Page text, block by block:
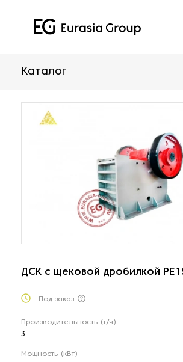
Каталог
ДСК с щековой дробилкой
Под заказ
Производительность (т/ч)
3
Мощность (кВт)